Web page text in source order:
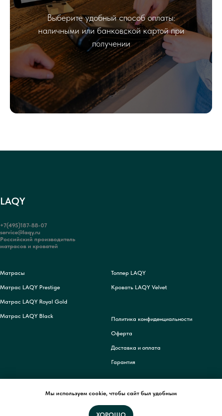
Мы используем cookie, чтобы сайт был удобным
Выберите удобный способ оплаты:
наличными или банковской картой при
получении
LAQY
+7(495)187-88-07
service@laqy.ru
Российский производитель
матрасов и кроватей
Матрасы
Матрас LAQY Prestige
Матрас LAQY Royal Gold
Матрас LAQY Black
Топпер LAQY
Кровать LAQY Velvet
Политика конфиденциальности
Оферта
Доставка и оплата
Гарантия